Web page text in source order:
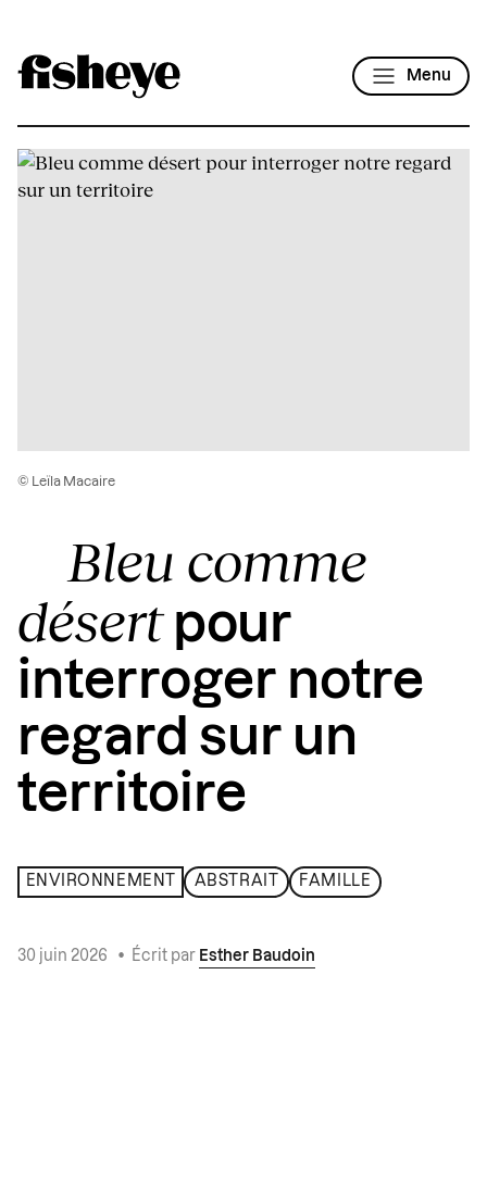
Menu
Bleu comme
désertpour
interroger notre
regard sur un
territoire
ENVIRONNEMENT ABSTRAIT FAMILLE
30 juin 2026 • Écrit par Esther Baudoin
© Leïla Macaire